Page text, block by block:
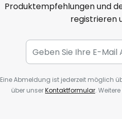
Produktempfehlungen und
registrieren
Eine Abmeldung ist jederzeit möglich
über unserKontaktformular.